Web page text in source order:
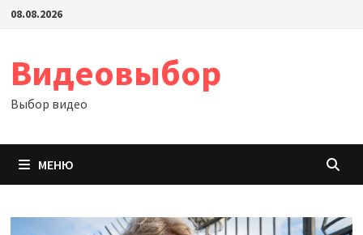
Перейти
08.08.2026
Видеовыбор
Выбор видео
МЕНЮ